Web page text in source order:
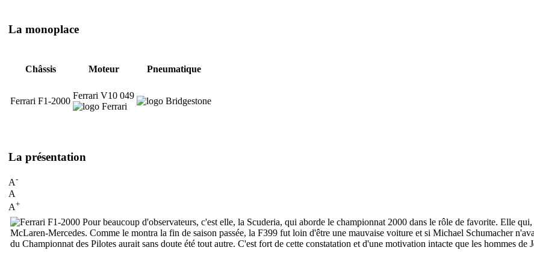
La monoplace
Châssis Moteur Pneumatique
Ferrari F1-2000
Ferrari V10 049
La présentation
A-
A
A+
Pour beaucoup d'observateurs, c'est elle, la Scuderia, qui aborde le championnat 2000 dans le rôle de favorite. Elle
McLaren-Mercedes. Comme le montra la fin de saison passée, la F399 fut loin d'être une mauvaise voiture et si Michael Schumacher
du Championnat des Pilotes aurait sans doute été tout autre. C'est fort de cette constatation et d'une motivation intacte que les hommes de